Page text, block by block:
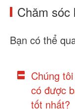
Chăm sóc
Bạn có thể
Chúng
có được
tốt nhất?